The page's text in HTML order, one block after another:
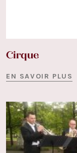
Cirque
EN SAVOIR PLUS